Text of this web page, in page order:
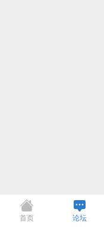
首页 论坛